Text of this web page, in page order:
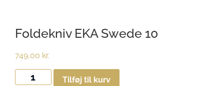
Foldekniv EKA Swede 10
749,00 kr.
Tilføj til kurv